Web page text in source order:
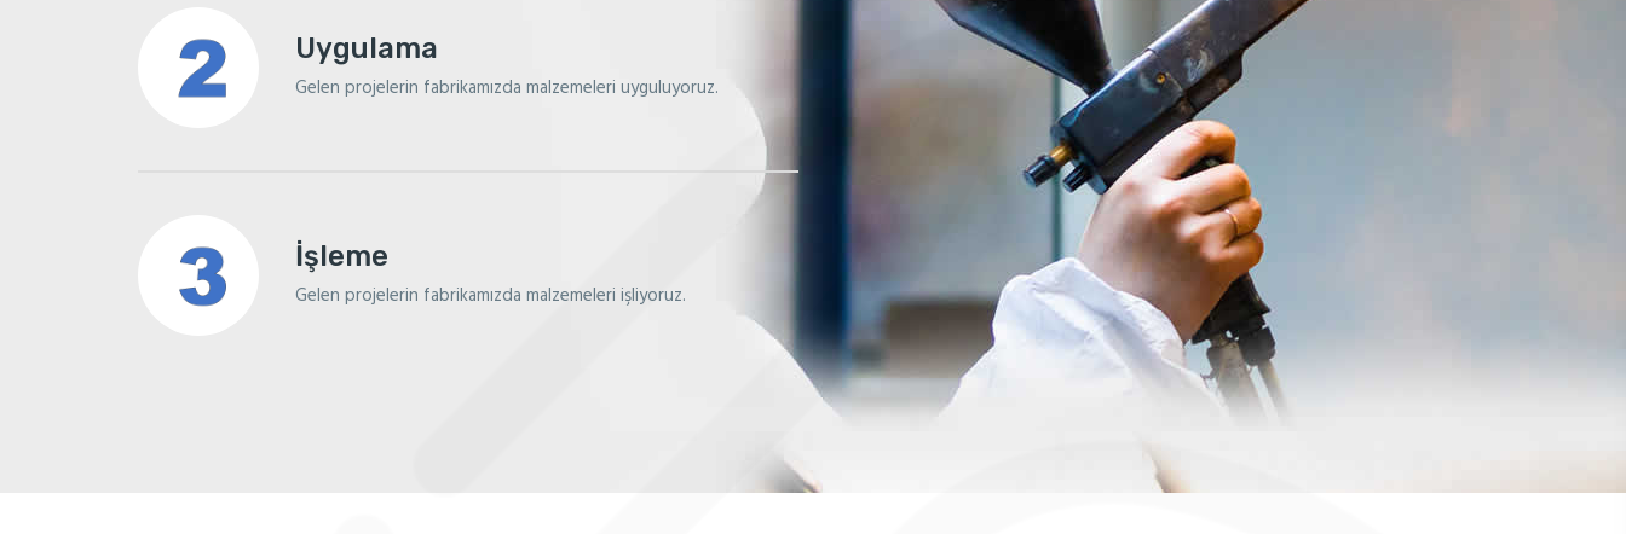
Uygulama
Gelen projelerin fabrikamızda malzemeleri uyguluyoruz.
İşleme
Gelen projelerin fabrikamızda malzemeleri işliyoruz.